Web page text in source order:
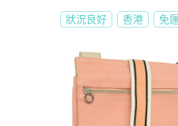
狀況良好 香港 免運